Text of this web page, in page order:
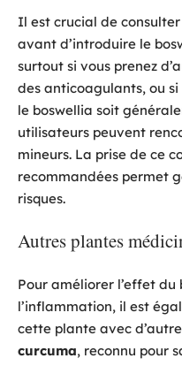
Il est crucial de
avant d’introduire le
surtout si vous prenez
des anticoagulants, ou
le boswellia soit
utilisateurs peuvent
mineurs. La prise de ce
recommandées permet
risques.
Autres plantes
Pour améliorer l’effet
l’inflammation, il est
cette plante avec
curcuma, reconnu pour